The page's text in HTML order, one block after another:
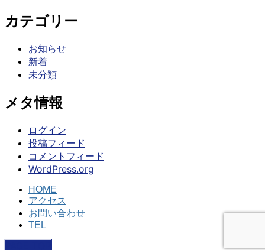
カテゴリー
お知らせ
新着
未分類
メタ情報
ログイン
投稿フィード
コメントフィード
WordPress.org
HOME
アクセス
お問い合わせ
TEL